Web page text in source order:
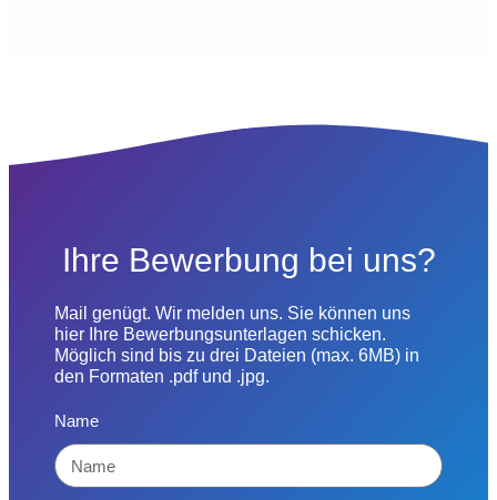
Ihre Bewerbung bei uns?
Mail genügt. Wir melden uns. Sie können uns
hier Ihre Bewerbungsunterlagen schicken.
Möglich sind bis zu drei Dateien (max. 6MB) in
den Formaten .pdf und .jpg.
Name